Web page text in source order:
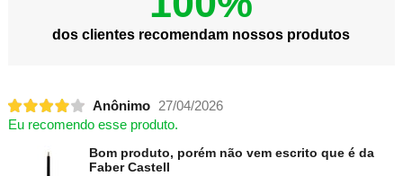
dos clientes recomendam nossos produtos
Anônimo
27/04/2026
Eu recomendo esse produto.
Bom produto, porém não vem escrito que é da
Faber Castell